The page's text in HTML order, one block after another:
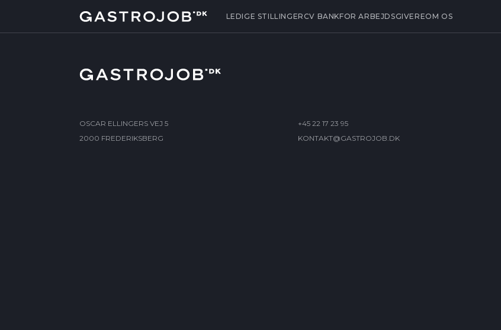
LEDIGE STILLINGER CV BANKFOR ARBEJDSGIVEREOM OS
OSCAR ELLINGERS VEJ 5
2000 FREDERIKSBERG
+45 22 17 23 95
KONTAKT@GASTROJOB.DK